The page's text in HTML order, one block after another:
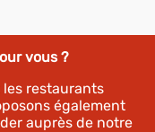
vous ?
restaurants
également
auprès de notre